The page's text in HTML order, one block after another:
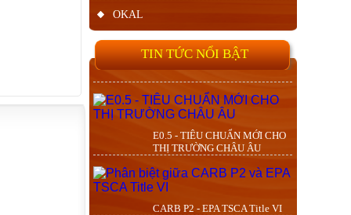
OKAL
TIN TỨC NỔI BẬT
E0.5 - TIÊU CHUẨN MỚI CHO
THỊ TRƯỜNG CHÂU ÂU
CARB P2 - EPA TSCA Title VI